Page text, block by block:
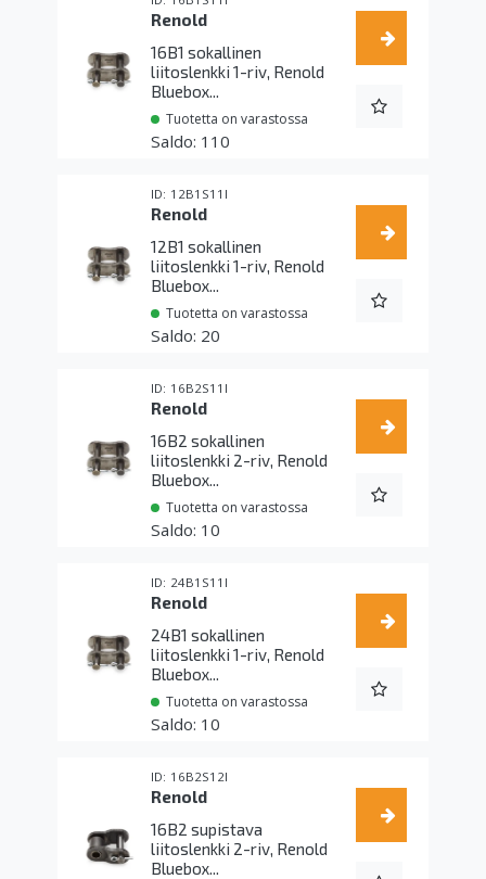
Renold
16B1 sokallinen
liitoslenkki 1-riv, Renold
Bluebox...
Tuotetta on varastossa
110
12B1S11I
Renold
12B1 sokallinen
liitoslenkki 1-riv, Renold
Bluebox...
Tuotetta on varastossa
20
16B2S11I
Renold
16B2 sokallinen
liitoslenkki 2-riv, Renold
Bluebox...
Tuotetta on varastossa
10
24B1S11I
Renold
24B1 sokallinen
liitoslenkki 1-riv, Renold
Bluebox...
Tuotetta on varastossa
10
16B2S12I
Renold
16B2 supistava
liitoslenkki 2-riv, Renold
Bluebox...